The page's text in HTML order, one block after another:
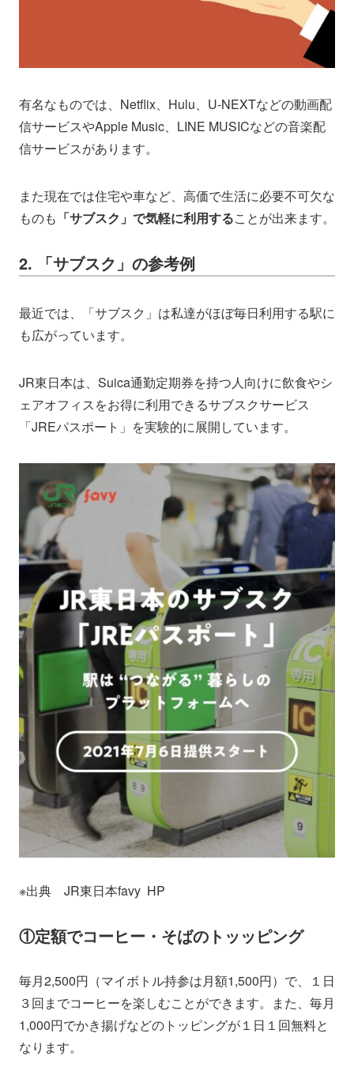
有名なものでは、Netflix、Hulu、U-NEXTなどの動画配
信サービスやApple Music、LINE MUSICなどの音楽配
信サービスがあります。
また現在では住宅や車など、高価で生活に必要不可欠な
ものも 「サブスク」で気軽に利用することが出来ます。
2. 「サブスク」の参考例
最近では、「サブスク」は私達がほぼ毎日利用する駅に
も広がっています。
JR東日本は、Suica通勤定期券を持つ人向けに飲食やシ
ェアオフィスをお得に利用できるサブスクサービス
「JREパスポート」を実験的に展開しています。
※出典 JR東日本favy HP
①定額でコーヒー・そばのトッッピング
毎月2,500円（マイボトル持参は月額1,500円）で、１日
３回までコーヒーを楽しむことができます。また、毎月
1,000円でかき揚げなどのトッピングが１日１回無料と
なります。